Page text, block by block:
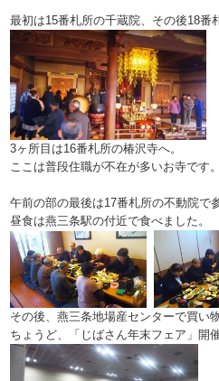
最初は15番札所の千蔵院、その後18番
3ヶ所目は16番札所の椿沢寺へ。
ここは普段住職が不在が多いお寺です。
午前の部の最後は17番札所の不動院で
昼食は燕三条駅の付近で食べました。
その後、燕三条地場産センターで買い
ちょうど、「じばさん年末フェア」開